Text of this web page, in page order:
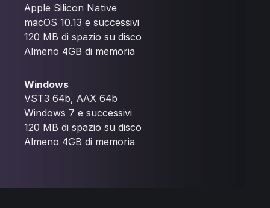
Apple Silicon Native
macOS 10.13 e successivi
120 MB di spazio su disco
Almeno 4GB di memoria
Windows
VST3 64b, AAX 64b
Windows 7 e successivi
120 MB di spazio su disco
Almeno 4GB di memoria